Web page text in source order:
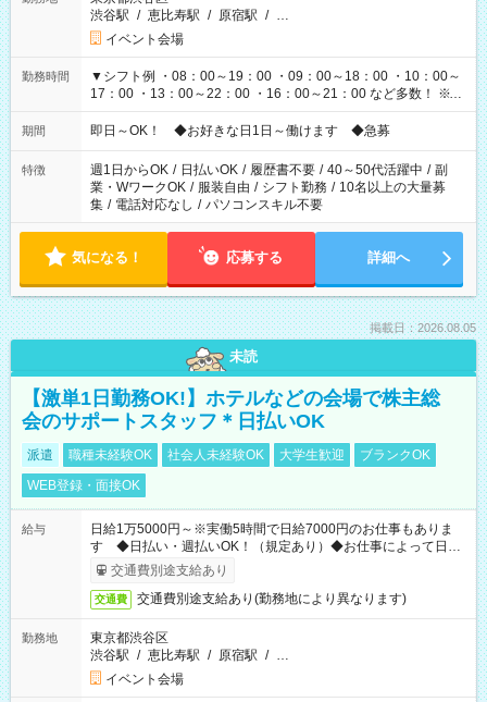
渋谷駅 / 恵比寿駅 / 原宿駅 / …
イベント会場
勤務時間
▼シフト例 ・08：00～19：00 ・09：00～18：00 ・10：00～
17：00 ・13：00～22：00 ・16：00～21：00 など多数！ ※お
仕事により勤務時間が異なります
期間 即日～OK！ ◆お好きな日1日～働けます ◆急募
特徴 週1日からOK / 日払いOK / 履歴書不要 / 40～50代活躍中 / 副
業・WワークOK / 服装自由 / シフト勤務 / 10名以上の大量募
集 / 電話対応なし / パソコンスキル不要
気になる！ 応募する 詳細へ
掲載日：2026.08.05
未読
【激単1日勤務OK!】ホテルなどの会場で株主総
会のサポートスタッフ＊日払いOK
派遣 職種未経験OK 社会人未経験OK 大学生歓迎
ブランクOK
WEB登録・面接OK
給与
日給1万5000円～※実働5時間で日給7000円のお仕事もありま
す ◆日払い・週払いOK！（規定あり）◆お仕事によって日給
も異なります
交通費別途支給あり
交通費 交通費別途支給あり(勤務地により異なります)
勤務地
東京都渋谷区
渋谷駅 / 恵比寿駅 / 原宿駅 / …
イベント会場